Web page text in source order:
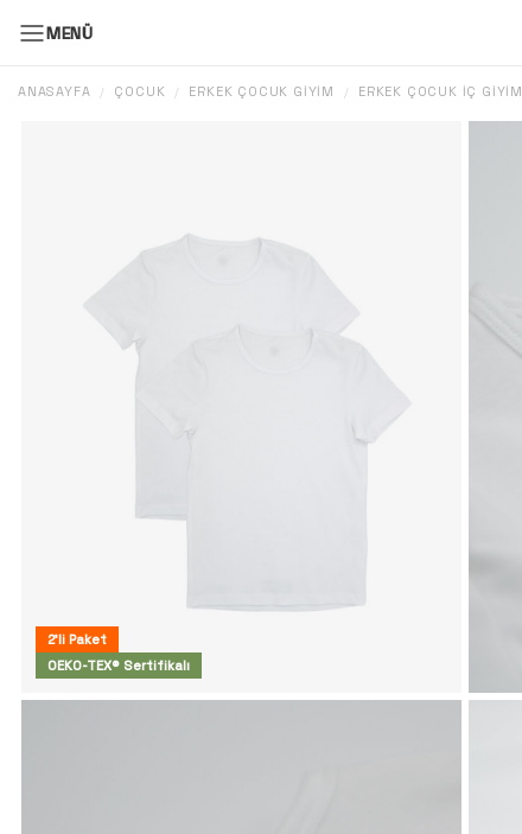
MENÜ
ANASAYFA / ÇOCUK / ERKEK ÇOCUK GIYIM / ERKEK ÇOCUK İÇ GIYIM
2'li Paket
OEKO-TEX® Sertifikalı